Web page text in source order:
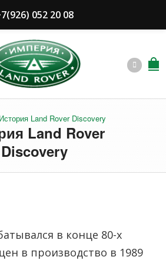
История Land Rover Discovery
Land Rover
Discovery
в конце 80-х
в производство в 1989
052 20 08